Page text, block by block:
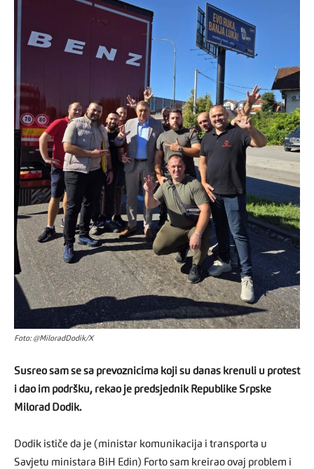
Foto: @MiloradDodik/X
Susreo sam se sa prevoznicima koji su danas krenuli u protest
i dao im podršku, rekao je predsjednik Republike Srpske
Milorad Dodik.
Dodik ističe da je (ministar komunikacija i transporta u
Savjetu ministara BiH Edin) Forto sam kreirao ovaj problem i